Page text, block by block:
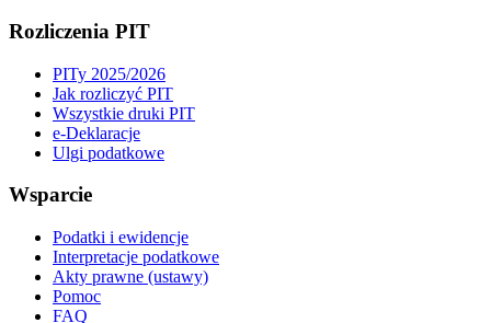
Rozliczenia PIT
PITy 2025/2026
Jak rozliczyć PIT
Wszystkie druki PIT
e-Deklaracje
Ulgi podatkowe
Wsparcie
Podatki i ewidencje
Interpretacje podatkowe
Akty prawne (ustawy)
Pomoc
FAQ